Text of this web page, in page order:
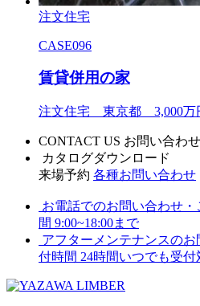
注文住宅
CASE096
賃貸併用の家
注文住宅 東京都 3,000万
CONTACT US お問い合わせ
カタログダウンロード
来場予約 各種お問い合わせ
お電話でのお問い合わせ・
間 9:00~18:00まで
アフターメンテナンスのお
付時間 24時間いつでも受付